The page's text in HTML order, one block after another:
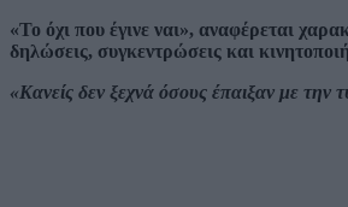
«Το όχι που έγινε ναι», αναφέρεται
δηλώσεις, συγκεντρώσεις και
«Κανείς δεν ξεχνά όσους έπαιξαν με την